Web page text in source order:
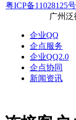
粤ICP备11028125号
广州
企业QQ
企点服务
企业QQ2.0
企点协同
新闻资讯